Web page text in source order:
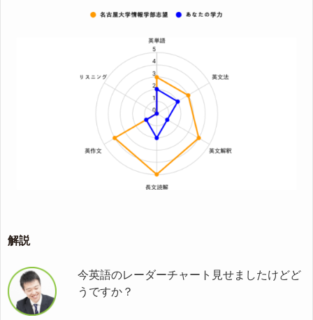
解説
今英語のレーダーチャート見せましたけどど
うですか？